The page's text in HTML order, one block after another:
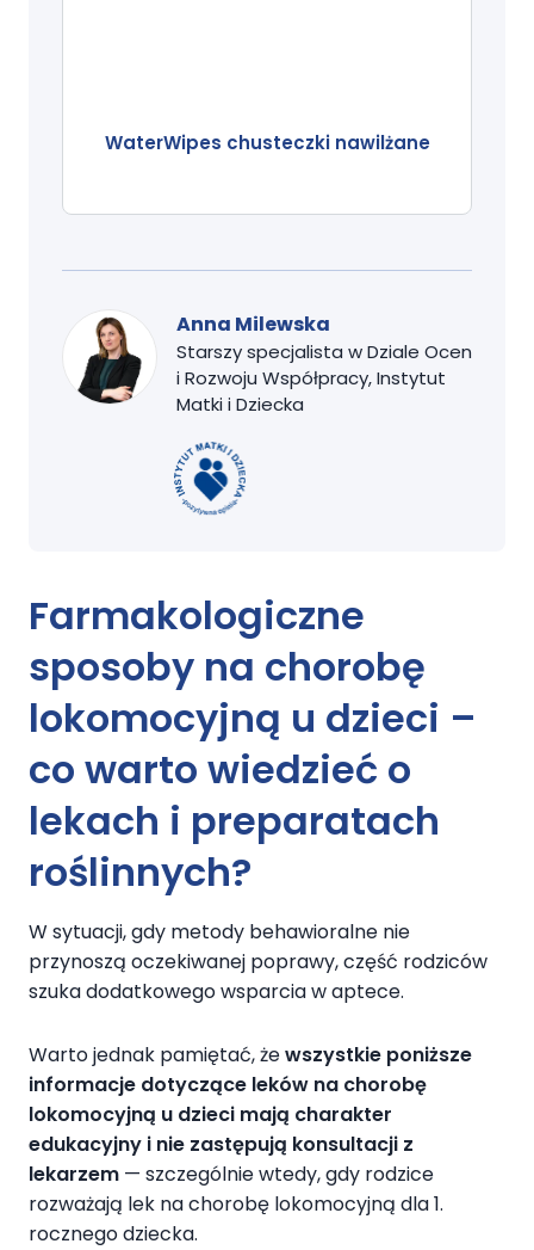
WaterWipes chusteczki nawilżane
Anna Milewska
Starszy specjalista w Dziale Ocen
i Rozwoju Współpracy, Instytut
Matki i Dziecka
Farmakologiczne
sposoby na chorobę
lokomocyjną u dzieci –
co warto wiedzieć o
lekach i preparatach
roślinnych?
W sytuacji, gdy metody behawioralne nie
przynoszą oczekiwanej poprawy, część rodziców
szuka dodatkowego wsparcia w aptece.
Warto jednak pamiętać, żewszystkie poniższe
informacje dotyczące leków na chorobę
lokomocyjną u dzieci mają charakter
edukacyjny i nie zastępują konsultacji z
lekarzem — szczególnie wtedy, gdy rodzice
rozważają lek na chorobę lokomocyjną dla 1.
rocznego dziecka.